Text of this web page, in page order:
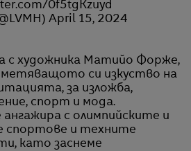
0f5tgKzuyd
April 15, 2024
с художника Матийо Форже,
си изкуство на
за изложба,
спорт и мода.
с олимпийските и
спортове и техните
като заснеме